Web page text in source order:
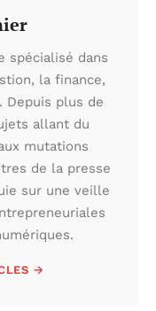
spécialisé dans
la finance,
Depuis plus de
allant du
mutations
de la presse
sur une veille
→